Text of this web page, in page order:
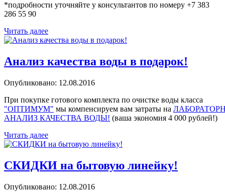
*подробности уточняйте у консультантов по номеру +7 383
286 55 90
Читать далее
Анализ качества воды в подарок!
Опубликовано: 12.08.2016
При покупке готового комплекта по очистке воды класса
"ОПТИМУМ" мы компенсируем вам затраты на
АНАЛИЗ КАЧЕСТВА ВОДЫ! (ваша экономия 4 000 рублей!)
Читать далее
СКИДКИ на бытовую линейку!
Опубликовано: 12.08.2016